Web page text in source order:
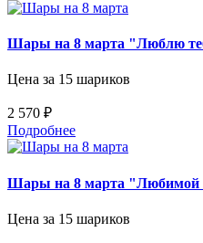
Шары на 8 марта "Люблю
Цена за 15 шариков
2 570 ₽
Подробнее
Шары на 8 марта "Любимой
Цена за 15 шариков